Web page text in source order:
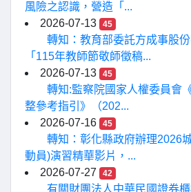
風險之認識，營造「...
2026-07-13
45
轉知：教育部委託方成事股
「115年教師節敬師徵稿...
2026-07-13
45
轉知:監察院國家人權委員會
整參考指引》（202...
2026-07-16
45
轉知：彰化縣政府辦理2026
動員)演習精華影片，...
2026-07-27
42
有關財團法人中華民國證券